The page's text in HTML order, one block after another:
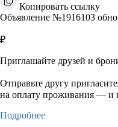
Копировать ссылку
Объявление №1916103
₽
Приглашайте друзей и
Отправьте другу
на оплату проживания — и
Подробнее